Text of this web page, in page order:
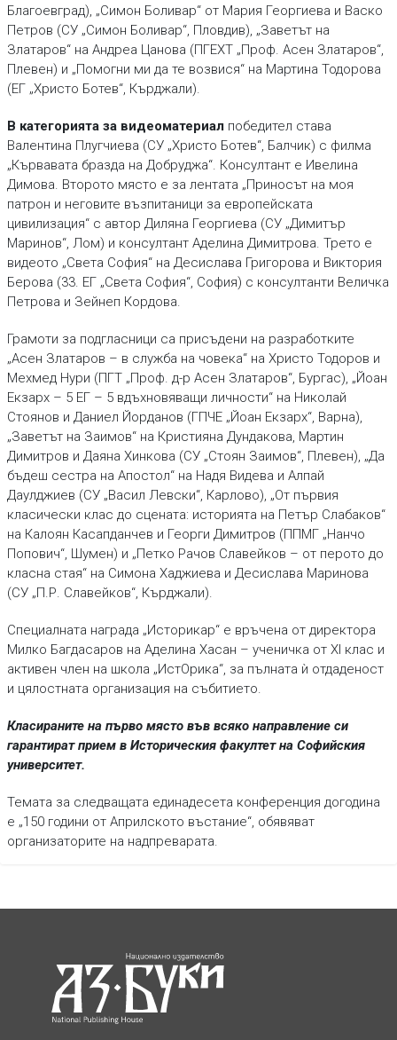
Благоевград), „Симон Боливар“ от Мария Георгиева и Васко
Петров (СУ „Симон Боливар“, Пловдив), „Заветът на
Златаров“ на Андреа Цанова (ПГЕХТ „Проф. Асен Златаров“,
Плевен) и „Помогни ми да те возвися“ на Мартина Тодорова
(ЕГ „Христо Ботев“, Кърджали).
В категорията за видеоматериалпобедител става
Валентина Плугчиева (СУ „Христо Ботев“, Балчик) с филма
„Кървавата бразда на Добруджа“. Консултант е Ивелина
Димова. Второто място е за лентата „Приносът на моя
патрон и неговите възпитаници за европейската
цивилизация“ с автор Диляна Георгиева (СУ „Димитър
Маринов“, Лом) и консултант Аделина Димитрова. Трето е
видеото „Света София“ на Десислава Григорова и Виктория
Берова (33. ЕГ „Света София“, София) с консултанти Величка
Петрова и Зейнеп Кордова.
Грамоти за подгласници са присъдени на разработките
„Асен Златаров – в служба на човека“ на Христо Тодоров и
Мехмед Нури (ПГТ „Проф. д-р Асен Златаров“, Бургас), „Йоан
Екзарх – 5 ЕГ – 5 вдъхновяващи личности“ на Николай
Стоянов и Даниел Йорданов (ГПЧЕ „Йоан Екзарх“, Варна),
„Заветът на Заимов“ на Кристияна Дундакова, Мартин
Димитров и Даяна Хинкова (СУ „Стоян Заимов“, Плевен), „Да
бъдеш сестра на Апостол“ на Надя Видева и Алпай
Даулджиев (СУ „Васил Левски“, Карлово), „От първия
класически клас до сцената: историята на Петър Слабаков“
на Калоян Касапданчев и Георги Димитров (ППМГ „Нанчо
Попович“, Шумен) и „Петко Рачов Славейков – от перото до
класна стая“ на Симона Хаджиева и Десислава Маринова
(СУ „П.Р. Славейков“, Кърджали).
Специалната награда „Историкар“ е връчена от директора
Милко Багдасаров на Аделина Хасан – ученичка от XI клас и
активен член на школа „ИстОрика“, за пълната ѝ отдаденост
и цялостната организация на събитието.
Класираните на първо място във всяко направление си
гарантират прием в Историческия факултет на Софийския
университет.
Темата за следващата единадесета конференция догодина
е „150 години от Априлското въстание“, обявяват
организаторите на надпреварата.